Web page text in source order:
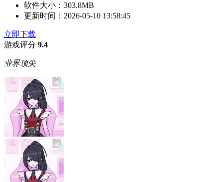
软件大小： 303.8MB
更新时间： 2026-05-10 13:58:45
立即下载
游戏评分 9.4
业界顶尖